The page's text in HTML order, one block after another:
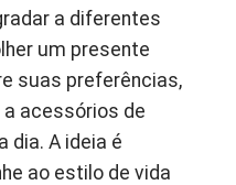
a diferentes
um presente
suas preferências,
acessórios de
dia. A ideia é
ao estilo de vida